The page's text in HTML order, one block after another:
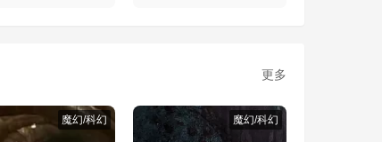
更多
魔幻/科幻 魔幻/科幻